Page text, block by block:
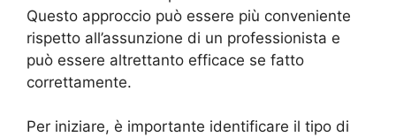
Questo approccio può essere più conveniente
rispetto all’assunzione di un professionista e
può essere altrettanto efficace se fatto
correttamente.
Per iniziare, è importante identificare il tipo di